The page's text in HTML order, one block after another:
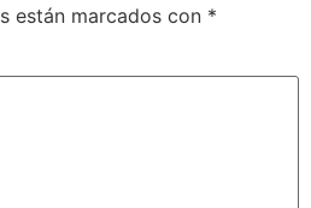
están marcados con *